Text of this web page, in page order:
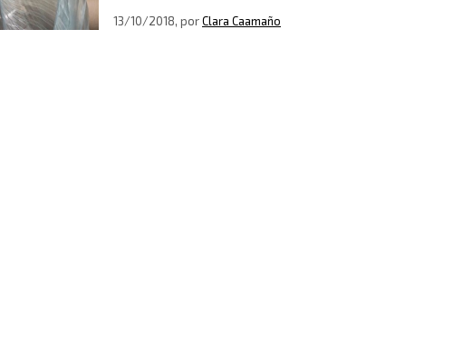
13/10/2018, porClara Caamaño